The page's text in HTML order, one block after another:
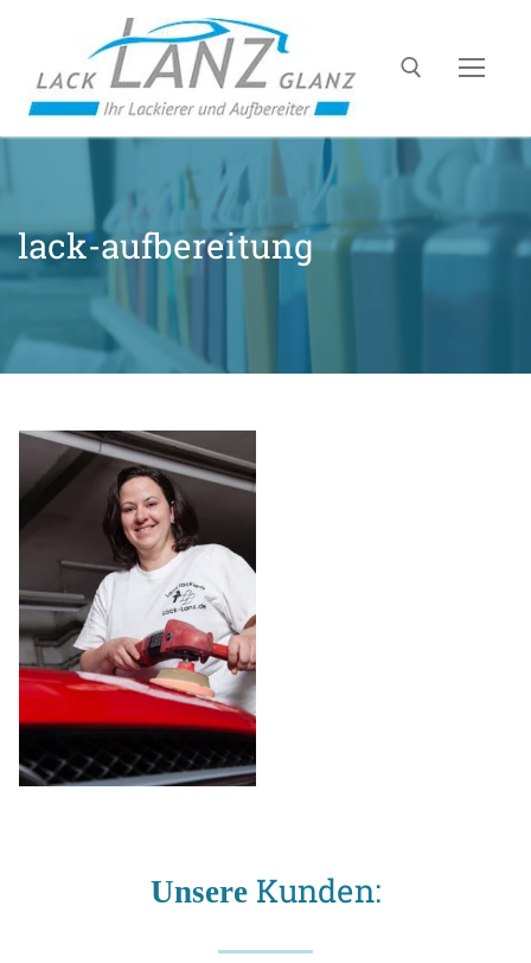
lack-aufbereitung
UnsereKunden: